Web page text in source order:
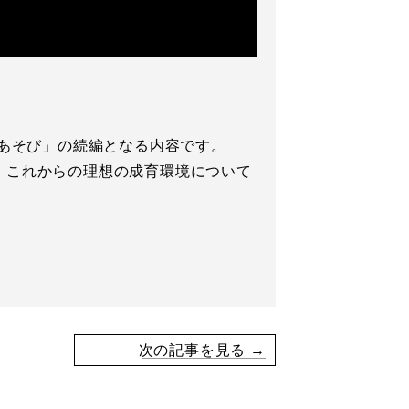
び」の続編となる内容です。
れからの理想の成育環境について
次の記事を見る →